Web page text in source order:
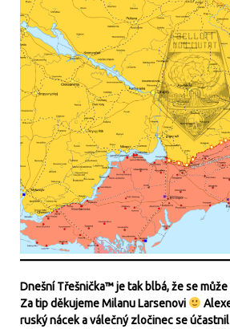
Dnešní Třešnička™ je tak blbá, že se může
Za tip děkujeme Milanu Larsenovi
ruský nácek a válečný zločinec se